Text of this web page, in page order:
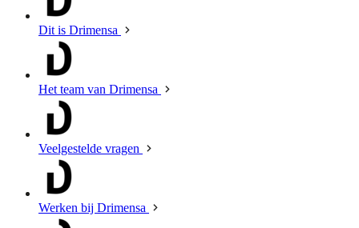
Dit is Drimensa
Het team van Drimensa
Veelgestelde vragen
Werken bij Drimensa